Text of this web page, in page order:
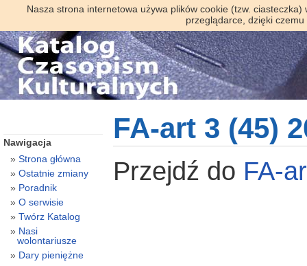
Nasza strona internetowa używa plików cookie (tzw.
przeglądarce, dzięki
FA-art 3 (45)
Przejdź do FA-
Nawigacja
Strona główna
Ostatnie zmiany
Poradnik
O serwisie
Twórz Katalog
Nasi
wolontariusze
Dary pieniężne